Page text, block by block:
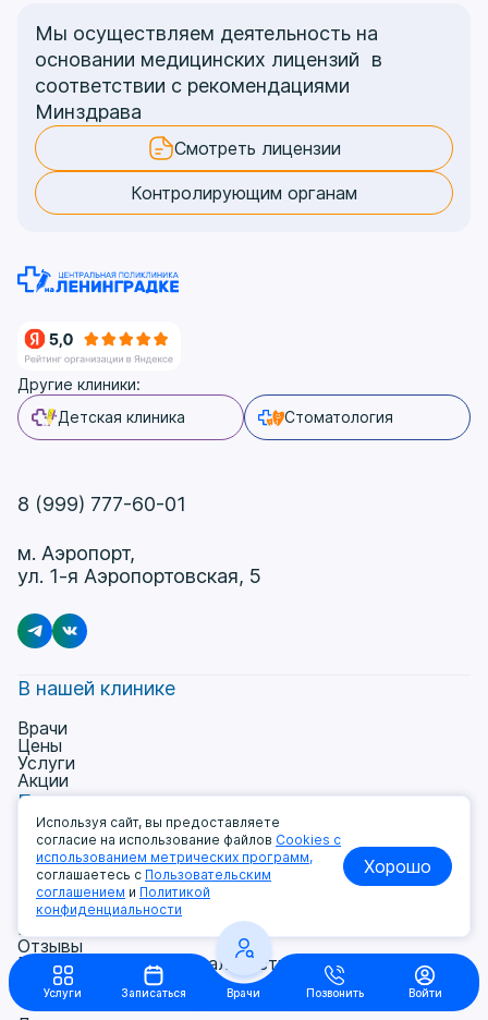
Мы осуществляем деятельность на
основании медицинских лицензий в
соответствии с рекомендациями
Минздрава
Смотреть лицензии
Контролирующим органам
Другие клиники:
Детская клиника
Стоматология
8 (999) 777-60-01
м. Аэропорт,
ул. 1-я Аэропортовская, 5
В нашей клинике
Врачи
Цены
Услуги
Акции
Пациентам
Заболевания
Программы
Подготовка к исследованиям
Налоговый вычет
Блог
Контакты
Отзывы
Политика конфиденциальности
О компании
Услуги Записаться Врачи Позвонить Войти
Используя сайт, вы предоставляете
согласие на использование файлов Cookies с
использованием метрических программ,
соглашаетесь с Пользовательским
соглашением и Политикой
конфиденциальности
Хорошо